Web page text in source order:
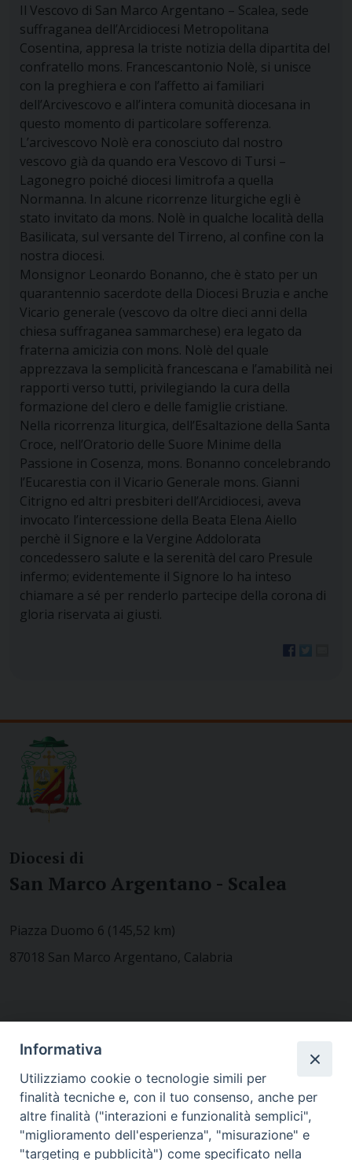
Il Vescovo di San Marco Argentano – Scalea, sede
suffraganea dell’Arcidiocesi Metropolitana
Cosentina, appresa la triste notizia della dipartita del
confratello mons. Francescantonio Nolè, si unisce
con la preghiera e con l’affetto ai familiari
dell’Arcivescovo e all’intera comunità diocesana in
questo momento di particolare sofferenza.
L’arcivescovo Nolè era conosciuto dal nostro
vescovo già da quando era Vescovo di Tursi –
Lagonegro poiché diocesi limitrofa a quella
Normanna. In alcune ricorrenze liturgiche egli è
stato invitato da mons. Nolè in qualche località della
Basilicata, sul versante del Tirreno, al confine con la
nostra diocesi.
Monsignor Leonardo Bonanno, che è stato per un
quarantennio sacerdote della Diocesi Bruzia e anche
Vicario generale (vescovo da oltre dieci anni della
chiesa suffraganea sammarchese) era legato da
fraterna amicizia con mons. Nolè del quale
apprezzava la semplicità francescana e l’amabilità nei
rapporti verso tutti, privilegiando la cura della
formazione del clero e delle famiglie cristiane.
Nella ricorrenza liturgica, dell’Esaltazione della Santa
Croce, nell’Oratorio delle Suore Minime della
Passione in Cosenza, mons. Bonanno concelebrando
l’Eucarestia con il Vicario Generale mons. Gianni
Citrigno ed altri presbiteri dell’Arcidiocesi, aveva
invocato l’intercessione della Beata Elena Aiello
perchè il Signore e la Vergine Addolorata
concedessero salute e la serenità del caro Presule
infermo; evidentemente il Signore lo ha inteso
chiamare a sé per renderlo partecipe della corona di
gloria riservata ai giusti.
Diocesi di
San Marco Argentano - Scalea
Piazza Duomo 6 (145,52 km)
87018 San Marco Argentano, Calabria
MODULISTICA
Informativa
Utilizziamo cookie o tecnologie simili per
finalità tecniche e, con il tuo consenso, anche per
altre finalità ("interazioni e funzionalità semplici",
"miglioramento dell'esperienza", "misurazione" e
"targeting e pubblicità") come specificato nella